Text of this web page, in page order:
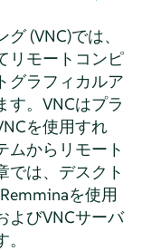
(VNC)では、
リモートコンピ
グラフィカルア
す。VNCはプラ
を使用すれ
ムからリモート
では、デスクト
を使用
よびVNCサーバ